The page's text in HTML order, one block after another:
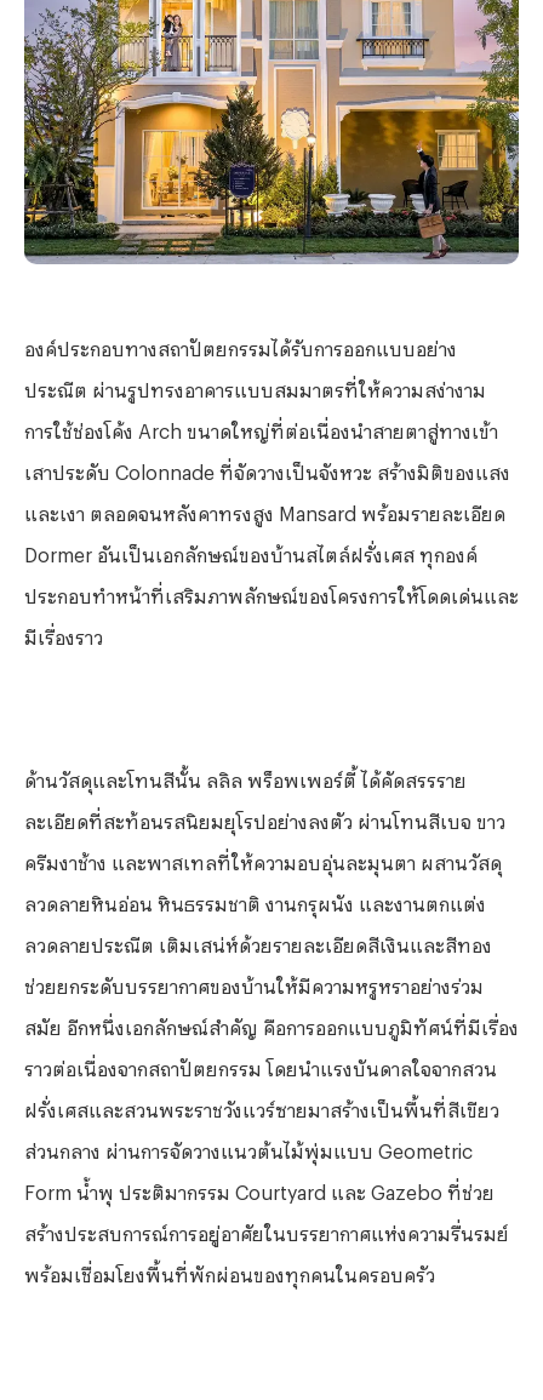
องค์ประกอบทางสถาปัตยกรรมได้รับการออกแบบอย่าง
ประณีต ผ่านรูปทรงอาคารแบบสมมาตรที่ให้ความสง่างาม
การใช้ช่องโค้ง Arch ขนาดใหญ่ที่ต่อเนื่องนำสายตาสู่ทางเข้า
เสาประดับ Colonnade ที่จัดวางเป็นจังหวะ สร้างมิติของแสง
และเงา ตลอดจนหลังคาทรงสูง Mansard พร้อมรายละเอียด
Dormer อันเป็นเอกลักษณ์ของบ้านสไตล์ฝรั่งเศส ทุกองค์
ประกอบทำหน้าที่เสริมภาพลักษณ์ของโครงการให้โดดเด่นและ
มีเรื่องราว
ด้านวัสดุและโทนสีนั้น ลลิล พร็อพเพอร์ตี้ ได้คัดสรรราย
ละเอียดที่สะท้อนรสนิยมยุโรปอย่างลงตัว ผ่านโทนสีเบจ ขาว
ครีมงาช้าง และพาสเทลที่ให้ความอบอุ่นละมุนตา ผสานวัสดุ
ลวดลายหินอ่อน หินธรรมชาติ งานกรุผนัง และงานตกแต่ง
ลวดลายประณีต เติมเสน่ห์ด้วยรายละเอียดสีเงินและสีทอง
ช่วยยกระดับบรรยากาศของบ้านให้มีความหรูหราอย่างร่วม
สมัย อีกหนึ่งเอกลักษณ์สำคัญ คือการออกแบบภูมิทัศน์ที่มีเรื่อง
ราวต่อเนื่องจากสถาปัตยกรรม โดยนำแรงบันดาลใจจากสวน
ฝรั่งเศสและสวนพระราชวังแวร์ซายมาสร้างเป็นพื้นที่สีเขียว
ส่วนกลาง ผ่านการจัดวางแนวต้นไม้พุ่มแบบ Geometric
Form น้ำพุ ประติมากรรม Courtyard และ Gazebo ที่ช่วย
สร้างประสบการณ์การอยู่อาศัยในบรรยากาศแห่งความรื่นรมย์
พร้อมเชื่อมโยงพื้นที่พักผ่อนของทุกคนในครอบครัว